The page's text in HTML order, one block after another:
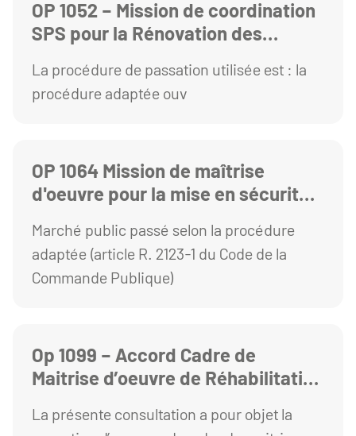
OP 1052 – Mission de coordination
SPS pour la Rénovation des
Cézeaux
La procédure de passation utilisée est : la
procédure adaptée ouv
OP 1064 Mission de maîtrise
d'oeuvre pour la mise en sécurité
Marché public passé selon la procédure
adaptée (article R. 2123-1 du Code de la
Commande Publique)
Op 1099 – Accord Cadre de
Maitrise d’oeuvre de Réhabilitation
le campus des Cézeaux
La présente consultation a pour objet la